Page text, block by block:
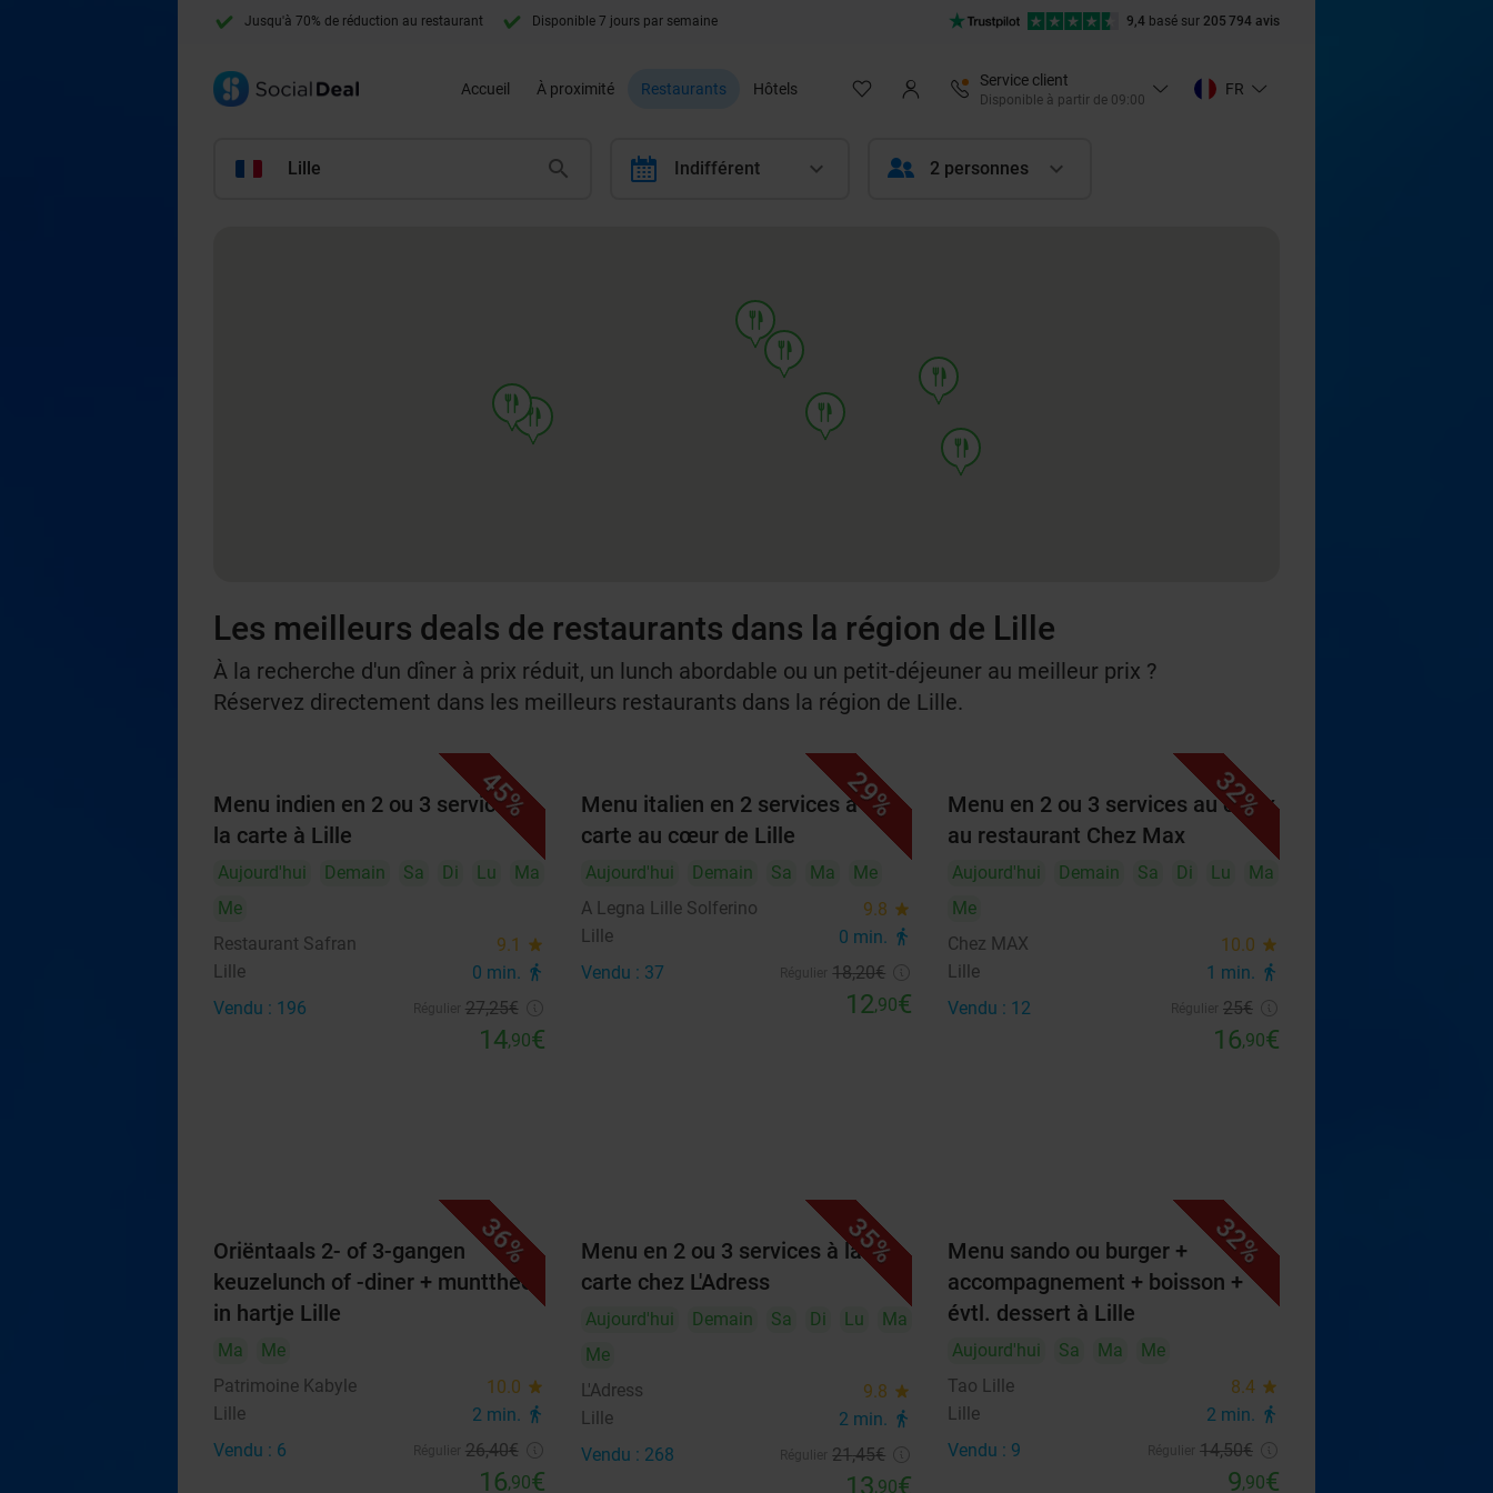
Jusqu'à 70% de réduction au restaurant
Disponible 7 jours par semaine
9,4 basé sur 205 794 avis
Accueil À proximité Restaurants Hôtels
Service client
Disponible à partir de 09:00
FR
Lille calendar Indifférent 2 personnes
food
food
food
food
food
food
food
Les meilleurs deals de restaurants dans la région de Lille
À la recherche d'un dîner à prix réduit, un lunch abordable ou un petit-déjeuner au meilleur prix ?
Réservez directement dans les meilleurs restaurants dans la région de Lille.
45%
Menu indien en 2 ou 3 services à
la carte à Lille
Aujourd'hui Demain Sa Di Lu
Ma
Me
Restaurant Safran
9.1 star
Lille 0 min. directions_walk
Vendu : 196 27,25€
14,90€
29%
Menu italien en 2 services à la
carte au cœur de Lille
Aujourd'hui Demain Sa Ma
Me
A Legna Lille Solferino
9.8 star
Lille 0 min. directions_walk
Vendu : 37 18,20€
12,90€
32%
Menu en 2 ou 3 services au choix
au restaurant Chez Max
Aujourd'hui Demain Sa Di Lu
Ma
Me
Chez MAX
10.0 star
Lille 1 min. directions_walk
Vendu : 12 25€
16,90€
36%
Oriëntaals 2- of 3-gangen
keuzelunch of -diner + muntthee
in hartje Lille
Ma
Me
Patrimoine Kabyle
10.0 star
Lille 2 min. directions_walk
Vendu : 6 26,40€
16,90€
35%
Menu en 2 ou 3 services à la
carte chez L'Adress
Aujourd'hui Demain Sa Di Lu
Ma
Me
L'Adress
9.8 star
Lille 2 min. directions_walk
Vendu : 268 21,45€
13,90€
32%
Menu sando ou burger +
accompagnement + boisson +
évtl. dessert à Lille
Aujourd'hui Sa Ma
Me
Tao Lille
8.4 star
Lille 2 min. directions_walk
Vendu : 9 14,50€
9,90€